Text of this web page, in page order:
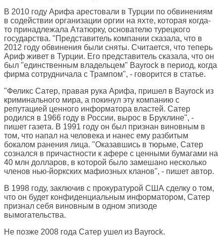
В 2010 году Арифа арестовали в Турции по обвинениям
в содействии организации оргии на яхте, которая когда-
то принадлежала Ататюрку, основателю турецкого
государства. "Представитель компании сказала, что в
2012 году обвинения были сняты. Считается, что теперь
Ариф живет в Турции. Его представитель сказала, что он
был "единственным владельцем" Bayrock в период, когда
фирма сотрудничала с Трампом", - говорится в статье.
"Феликс Сатер, правая рука Арифа, пришел в Bayrock из
криминального мира, а покинул эту компанию с
репутацией ценного информатора властей. Сатер
родился в 1966 году в России, вырос в Бруклине", -
пишет газета. В 1991 году он был признан виновным в
том, что напал на человека и нанес ему разбитым
бокалом ранения лица. "Оказавшись в тюрьме, Сатер
сознался в причастности к афере с ценными бумагами на
40 млн долларов, в которой было замешано несколько
членов нью-йоркских мафиозных кланов", - пишет автор.
В 1998 году, заключив с прокуратурой США сделку о том,
что он будет конфиденциальным информатором, Сатер
признал себя виновным в одном эпизоде
вымогательства.
Не позже 2008 года Сатер ушел из Bayrock.